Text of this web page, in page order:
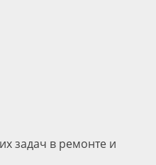
задач в ремонте и